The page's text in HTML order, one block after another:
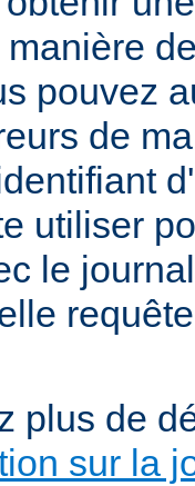
pouvez
de
utiliser
le
plus de
sur la